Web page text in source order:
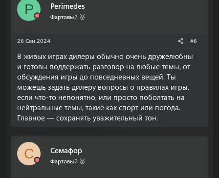
P Perimedes
Фартовый 🥈
26 Сен 2024 #6
В живых играх дилеры обычно очень дружелюбны
и готовы поддержать разговор на любые темы, от
обсуждения игры до повседневных вещей. Ты
можешь задать дилеру вопросы о правилах игры,
если что-то непонятно, или просто поболтать на
нейтральные темы, такие как спорт или погода.
Главное — сохранять уважительный тон.
С Семафор
Фартовый 🥈